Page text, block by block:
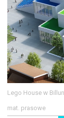
Lego House w
mat. prasowe